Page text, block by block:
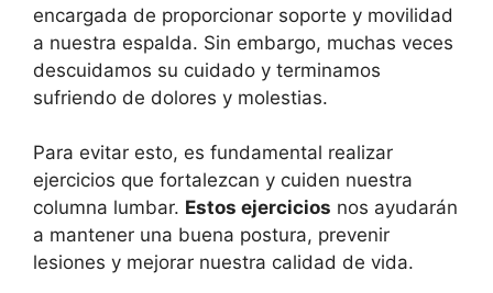
encargada de proporcionar soporte y movilidad
a nuestra espalda. Sin embargo, muchas veces
descuidamos su cuidado y terminamos
sufriendo de dolores y molestias.
Para evitar esto, es fundamental realizar
ejercicios que fortalezcan y cuiden nuestra
columna lumbar. Estos ejercicios nos ayudarán
a mantener una buena postura, prevenir
lesiones y mejorar nuestra calidad de vida.